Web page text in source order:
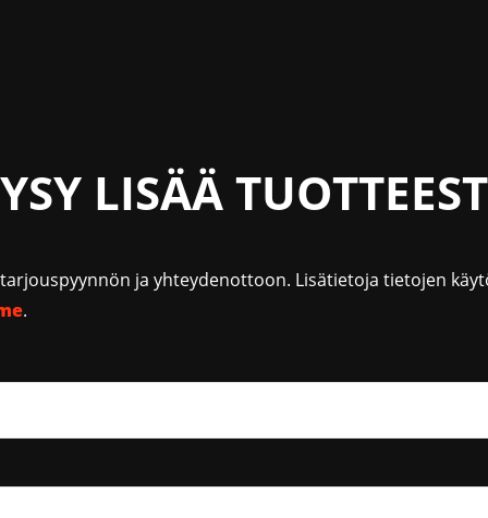
LISÄÄ
ja yhteydenottoon. Lisätietoja tietojen
.